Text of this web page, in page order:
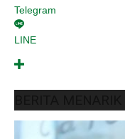
Telegram
LINE